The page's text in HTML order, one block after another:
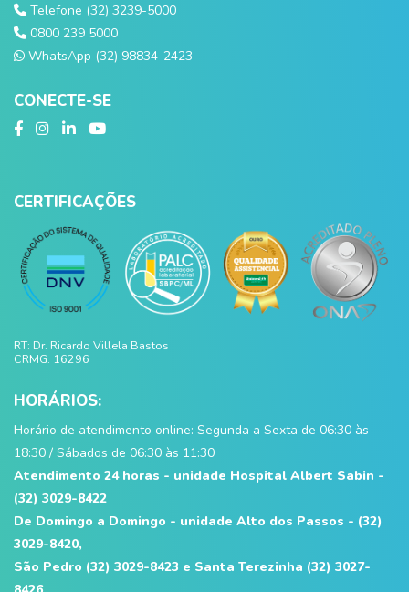
Telefone (32) 3239-5000
0800 239 5000
WhatsApp (32) 98834-2423
CONECTE-SE
CERTIFICAÇÕES
RT: Dr. Ricardo Villela Bastos
CRMG: 16296
HORÁRIOS:
Horário de atendimento online: Segunda a Sexta de 06:30 às
18:30 / Sábados de 06:30 às 11:30
Atendimento 24 horas - unidade Hospital Albert Sabin -
(32) 3029-8422
De Domingo a Domingo - unidade Alto dos Passos - (32)
3029-8420,
São Pedro (32) 3029-8423 e Santa Terezinha (32) 3027-